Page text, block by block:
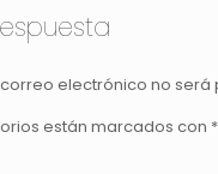
electrónico no será
están marcados con *